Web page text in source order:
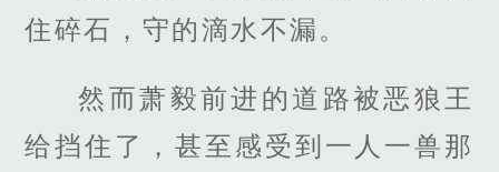
住碎石，守的滴水不漏。
然而萧毅前进的道路被恶狼王
给挡住了，甚至感受到一人一兽那